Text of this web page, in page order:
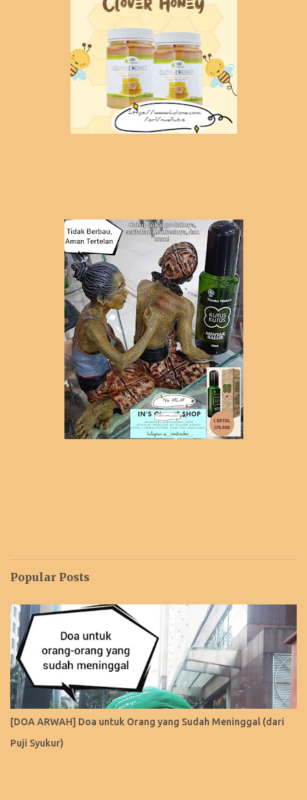
Popular Posts
[DOA ARWAH] Doa untuk Orang yang Sudah Meninggal (dari
Puji Syukur)